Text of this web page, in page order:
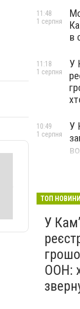
в
11:48
1 серпня
У
11:18
1 серпня
У
10:49
1 серпня
ТОП НОВИНИ
У
ООН: